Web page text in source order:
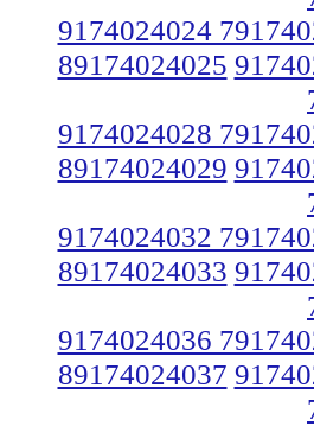
9174024024
89174024025
9174024028
89174024029
9174024032
89174024033
9174024036
89174024037